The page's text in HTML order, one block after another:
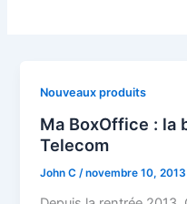
Nouveaux produits
Ma BoxOffice : la
Telecom
John C /novembre 10, 2013